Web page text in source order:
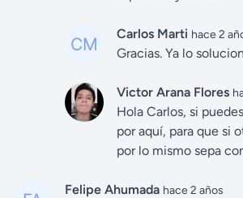
Carlos Marti hace 2
Gracias. Ya lo
Victor Arana Flores
Hola Carlos, si
por aquí, para que si
por lo mismo sepa
Felipe Ahumada hace 2 años